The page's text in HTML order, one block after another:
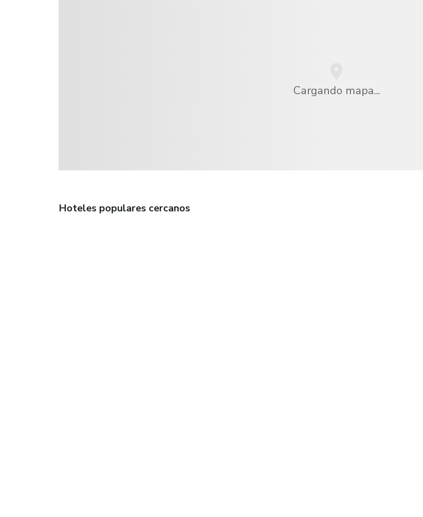
Cargando mapa...
Hoteles populares cercanos